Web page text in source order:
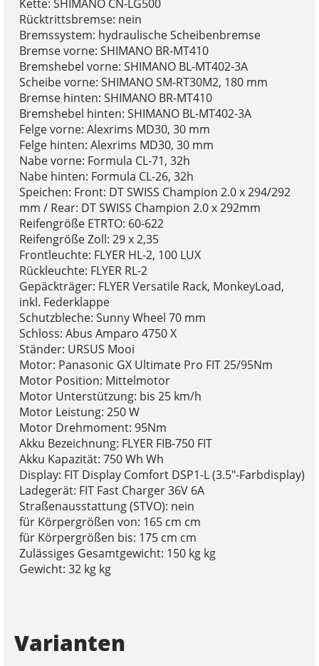
Kette: SHIMANO CN-LG500
Rücktrittsbremse: nein
Bremssystem: hydraulische Scheibenbremse
Bremse vorne: SHIMANO BR-MT410
Bremshebel vorne: SHIMANO BL-MT402-3A
Scheibe vorne: SHIMANO SM-RT30M2, 180 mm
Bremse hinten: SHIMANO BR-MT410
Bremshebel hinten: SHIMANO BL-MT402-3A
Felge vorne: Alexrims MD30, 30 mm
Felge hinten: Alexrims MD30, 30 mm
Nabe vorne: Formula CL-71, 32h
Nabe hinten: Formula CL-26, 32h
Speichen: Front: DT SWISS Champion 2.0 x 294/292
mm / Rear: DT SWISS Champion 2.0 x 292mm
Reifengröße ETRTO: 60-622
Reifengröße Zoll: 29 x 2,35
Frontleuchte: FLYER HL-2, 100 LUX
Rückleuchte: FLYER RL-2
Gepäckträger: FLYER Versatile Rack, MonkeyLoad,
inkl. Federklappe
Schutzbleche: Sunny Wheel 70 mm
Schloss: Abus Amparo 4750 X
Ständer: URSUS Mooi
Motor: Panasonic GX Ultimate Pro FIT 25/95Nm
Motor Position: Mittelmotor
Motor Unterstützung: bis 25 km/h
Motor Leistung: 250 W
Motor Drehmoment: 95Nm
Akku Bezeichnung: FLYER FIB-750 FIT
Akku Kapazität: 750 Wh Wh
Display: FIT Display Comfort DSP1-L (3.5"-Farbdisplay)
Ladegerät: FIT Fast Charger 36V 6A
Straßenausstattung (STVO): nein
für Körpergrößen von: 165 cm cm
für Körpergrößen bis: 175 cm cm
Zulässiges Gesamtgewicht: 150 kg kg
Gewicht: 32 kg kg
Varianten